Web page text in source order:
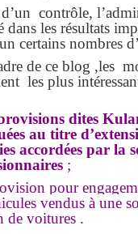
contrôle,
dans les résultats
certains nombres
de ce blog ,les
les plus
dites
au titre
accordées par la
;
pour
vendus à une
de voitures.